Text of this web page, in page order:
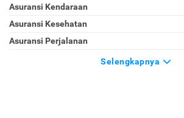
Asuransi Kendaraan
Asuransi Kesehatan
Asuransi Perjalanan
Selengkapnya